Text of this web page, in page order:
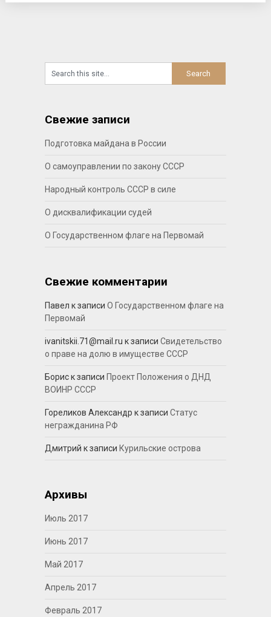
Свежие записи
Подготовка майдана в России
О самоуправлении по закону СССР
Народный контроль СССР в силе
О дисквалификации судей
О Государственном флаге на Первомай
Свежие комментарии
Павел к записи О Государственном флаге на
Первомай
ivanitskii.71@mail.ru к записи Свидетельство
о праве на долю в имуществе СССР
Бориск записи Проект Положения о ДНД
ВОИНР СССР
Гореликов Александр к записи Статус
негражданина РФ
Дмитрий к записи Курильские острова
Архивы
Июль 2017
Июнь 2017
Май 2017
Апрель 2017
Февраль 2017